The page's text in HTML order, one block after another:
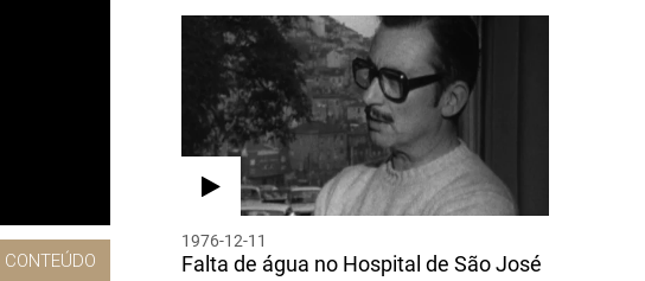
CONTEÚDO
1976-12-11
Falta de água no Hospital de São José